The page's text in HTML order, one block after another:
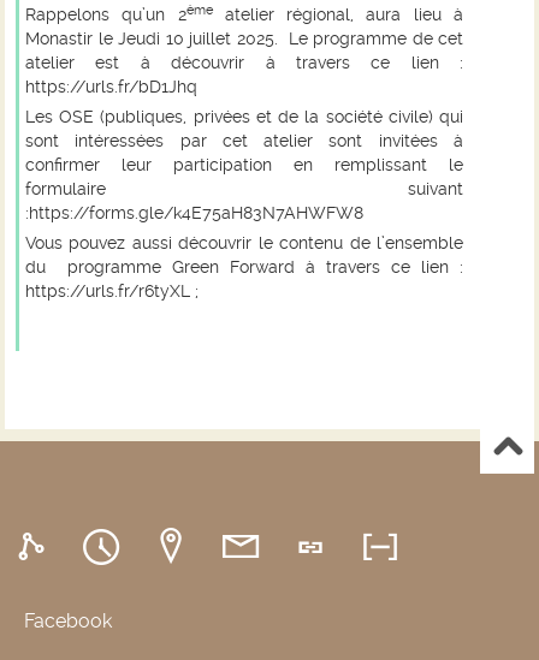
Rappelons qu’un 2èmeatelier régional , aura lieuà
Monastir le Jeudi 10 juillet 2025.
Le programme de cet
atelier est à découvrir à travers ce lien :
https://urls.fr/bD1Jhq
Les OSE (publiques, privées et de la société civile) qui
sont intéressées par cet atelier sont invitées à
confirmer leur participation en remplissant le
formulaire suivant
:https://forms.gle/k4E75aH83N7AHWFW8
Vous pouvez aussi découvrir le contenu de l’ensemble
du programme Green Forward à travers ce lien :
https://urls.fr/r6tyXL
;
Facebook